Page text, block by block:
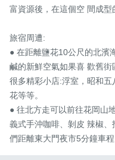
富資源後，在這個空 間成型
旅宿周遭:
● 在距離鹽花10公尺的北濱
鹹的新鮮空氣如果喜 歡舊
很多精彩小店:浮室，昭和
花等等。
● 往北方走可以前往花岡山
義式手沖咖啡、剝皮 辣椒
們距離東大門夜市5分鐘車